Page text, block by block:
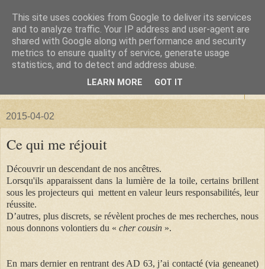
La forêt de Briqueloup
"Nous deviendrons des histoires pour nos enfants"
2015-04-02
Ce qui me réjouit
Découvrir un descendant de nos ancêtres.
Lorsqu'ils apparaissent dans la lumière de la toile, certains brillent
sous les projecteurs qui mettent en valeur leurs responsabilités, leur
réussite.
D’autres, plus discrets, se révèlent proches de mes recherches, nous
nous donnons volontiers du « cher cousin ».
En mars dernier en rentrant des AD 63, j’ai contacté (via geneanet)
This site uses cookies from Google to deliver its services
and to analyze traffic. Your IP address and user-agent are
shared with Google along with performance and security
metrics to ensure quality of service, generate usage
statistics, and to detect and address abuse.
LEARN MORE GOT IT